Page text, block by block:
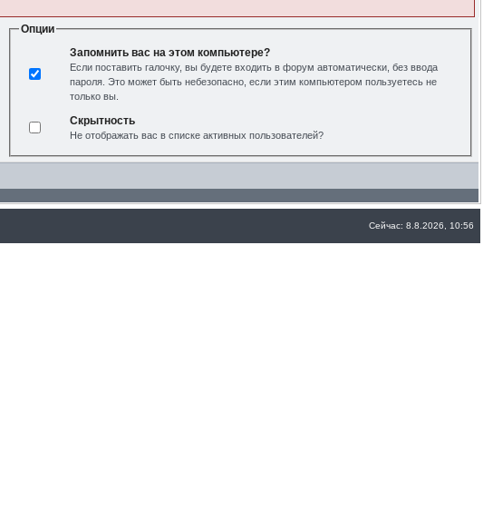
Опции
Запомнить вас на этом компьютере?
Если поставить галочку, вы будете входить в форум автоматически, без ввода
пароля. Это может быть небезопасно, если этим компьютером пользуетесь не
только вы.
Скрытность
Не отображать вас в списке активных пользователей?
Сейчас: 8.8.2026, 10:56